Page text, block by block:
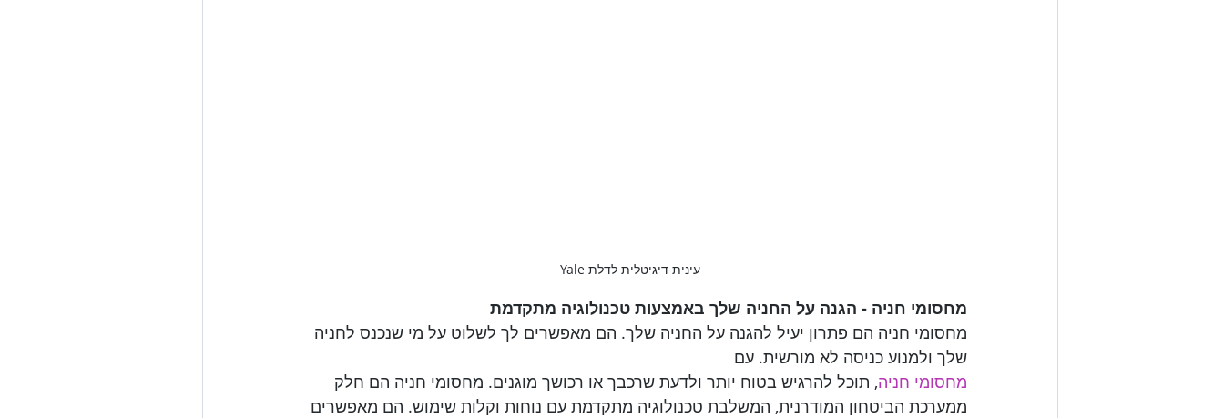
עינית דיגיטלית לדלת Yale
מחסומי חניה - הגנה על החניה שלך באמצעות טכנולוגיה מתקדמת
מחסומי חניה הם פתרון יעיל להגנה על החניה שלך. הם מאפשרים לך לשלוט על מי שנכנס לחניה
שלך ולמנוע כניסה לא מורשית. עם
מחסומי חניה, תוכל להרגיש בטוח יותר ולדעת שרכבך או רכושך מוגנים. מחסומי חניה הם חלק
ממערכת הביטחון המודרנית, המשלבת טכנולוגיה מתקדמת עם נוחות וקלות שימוש. הם מאפשרים